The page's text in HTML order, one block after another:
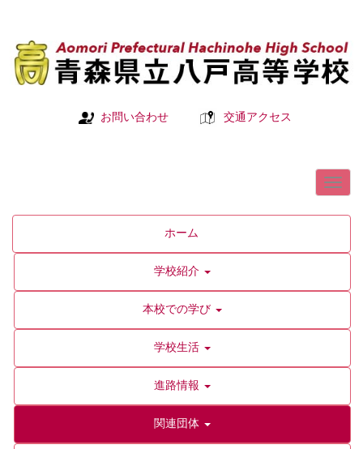
お問い合わせ 交通アクセス
ホーム
学校紹介
本校での学び
学校生活
進路情報
関連団体